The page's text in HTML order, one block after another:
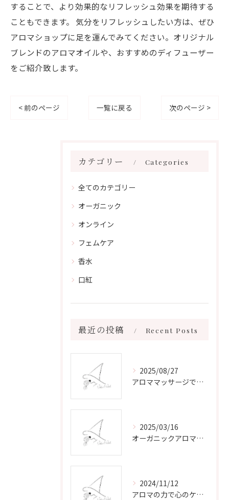
することで、より効果的なリフレッシュ効果を期待する
こともできます。 気分をリフレッシュしたい方は、ぜひ
アロマショップに足を運んでみてください。オリジナル
ブレンドのアロマオイルや、おすすめのディフューザー
をご紹介致します。
< 前のページ 一覧に戻る 次のページ >
カテゴリー Categories
全てのカテゴリー
オーガニック
オンライン
フェムケア
香水
口紅
最近の投稿 Recent Posts
2025/08/27
アロママッサージで叶える心身リラックスと健康維持の新習慣ガイド
2025/03/16
オーガニックアロマで心と体を癒す
2024/11/12
アロマの力で心のケアをする方法